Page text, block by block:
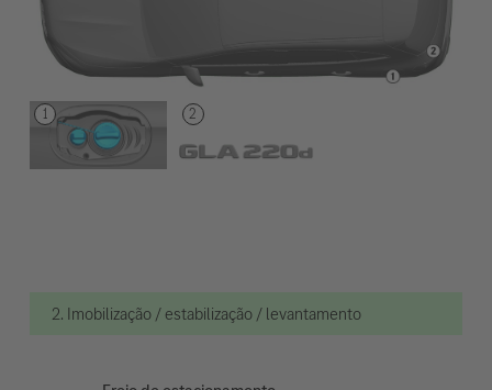
2. Imobilização / estabilização / levantamento